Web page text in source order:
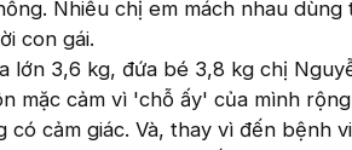
Nhiều chị em mách nhau
con gái.
lớn 3,6 kg, đứa bé 3,8 kg chị
mặc cảm vì 'chỗ ấy' của mình
có cảm giác. Và, thay vì đến bệnh